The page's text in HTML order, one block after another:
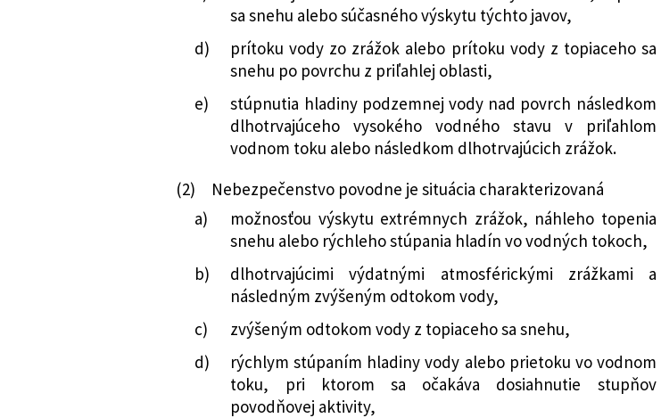
prehodnocovanie a aktualizáciu a o navrhovaní a
zobrazovaní rozsahu inundačného územia na mapách
442/2023 Z. z.
Vyhláška Ministerstva životného prostredia Slovenskej
republiky, ktorou sa mení a dopĺňa vyhláška
Ministerstva pôdohospodárstva, životného prostredia a
regionálneho rozvoja Slovenskej republiky č. 419/2010
Z. z., ktorou sa ustanovujú podrobnosti o vyhotovovaní
máp povodňového ohrozenia a máp povodňového
rizika, o uhrádzaní výdavkov na ich vypracovanie,
prehodnocovanie a aktualizáciu a o navrhovaní a
zobrazovaní rozsahu inundačného územia na mapách v
znení vyhlášky č. 434/2019 Z. z.
66/2025 Z. z.
Vyhláška Ministerstva životného prostredia Slovenskej
republiky, ktorou sa mení a dopĺňa vyhláška
Ministerstva životného prostredia Slovenskej republiky
č. 204/2010 Z. z., ktorou sa ustanovujú podrobnosti o
vykonávaní predpovednej povodňovej služby
sa snehu alebo súčasného výskytu týchto javov,
d)
prítoku vody zo zrážok alebo prítoku vody z topiaceho sa
snehu po povrchu z priľahlej oblasti,
e)
stúpnutia hladiny podzemnej vody nad povrch následkom
dlhotrvajúceho vysokého vodného stavu v priľahlom
vodnom toku alebo následkom dlhotrvajúcich zrážok.
(2)
Nebezpečenstvo povodne je situácia charakterizovaná
a)
možnosťou výskytu extrémnych zrážok, náhleho topenia
snehu alebo rýchleho stúpania hladín vo vodných tokoch,
b)
dlhotrvajúcimi výdatnými atmosférickými zrážkami a
následným zvýšeným odtokom vody,
c)
zvýšeným odtokom vody z topiaceho sa snehu,
d)
rýchlym stúpaním hladiny vody alebo prietoku vo vodnom
toku, pri ktorom sa očakáva dosiahnutie stupňov
povodňovej aktivity,